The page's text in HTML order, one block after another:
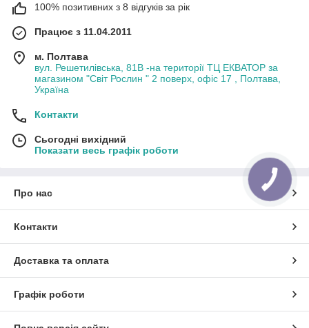
100% позитивних з 8 відгуків за рік
Працює з 11.04.2011
м. Полтава
вул. Решетилівська, 81В -на території ТЦ ЕКВАТОР за
магазином "Світ Рослин " 2 поверх, офіс 17 , Полтава,
Україна
Контакти
Сьогодні вихідний
Показати весь графік роботи
Про нас
Контакти
Доставка та оплата
Графік роботи